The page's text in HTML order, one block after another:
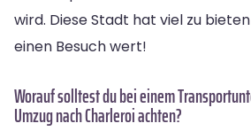
wird. Diese Stadt hat viel zu
einen Besuch wert!
Worauf solltest du bei einem
Umzug nach Charleroi achten?